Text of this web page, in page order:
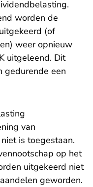
worden de
(of
weer opnieuw
uitgeleend. Dit
gedurende een
van
is toegestaan.
op het
uitgekeerd niet
geworden.